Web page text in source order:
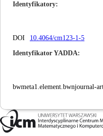
Identyfikatory
DOI 10.4064/cm123-1-5
Identyfikator YADDA
bwmeta1.element.bwnjournal-